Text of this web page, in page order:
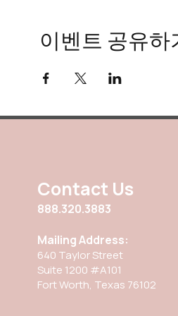
이벤트 공유하
Contact Us
888.320.3883
Mailing Address:
640 Taylor Street
Suite 1200 #A101
Fort Worth, Texas 76102